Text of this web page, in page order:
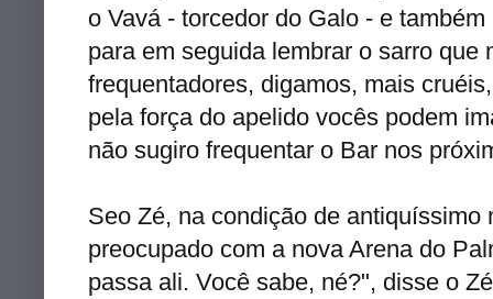
o Vavá - torcedor do Galo - e
para em seguida lembrar o sarro
frequentadores, digamos, mais
pela força do apelido vocês podem
não sugiro frequentar o Bar nos
Seo Zé, na condição de
preocupado com a nova Arena do
passa ali. Você sabe, né?", disse o